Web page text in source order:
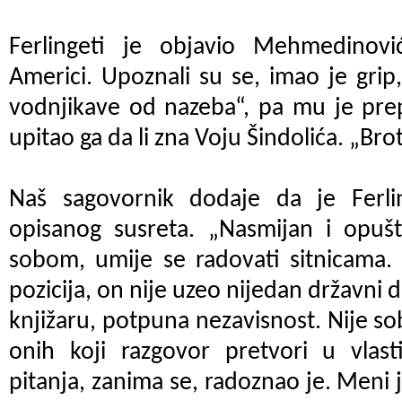
Ferlingeti je objavio
Americi. Upoznali su se, imao je
vodnjikave od nazeba“, pa mu je
upitao ga da li zna Voju Šindolića.
Naš sagovornik dodaje da je
opisanog susreta. „Nasmijan i
sobom, umije se radovati sitnicama.
pozicija, on nije uzeo nijedan državni
knjižaru, potpuna nezavisnost. Nije
onih koji razgovor pretvori u
pitanja, zanima se, radoznao je.